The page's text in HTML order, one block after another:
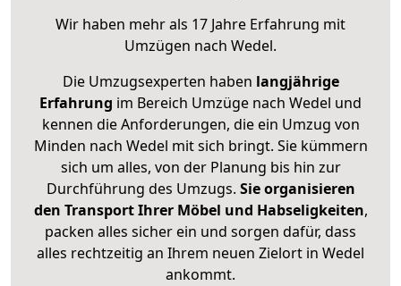
Wir haben mehr als 17 Jahre Erfahrung mit
Umzügen nach Wedel.
Die Umzugsexperten haben langjährige
Erfahrung im Bereich Umzüge nach Wedel und
kennen die Anforderungen, die ein Umzug von
Minden nach Wedel mit sich bringt. Sie kümmern
sich um alles, von der Planung bis hin zur
Durchführung des Umzugs. Sie organisieren
den Transport Ihrer Möbel und Habseligkeiten,
packen alles sicher ein und sorgen dafür, dass
alles rechtzeitig an Ihrem neuen Zielort in Wedel
ankommt.